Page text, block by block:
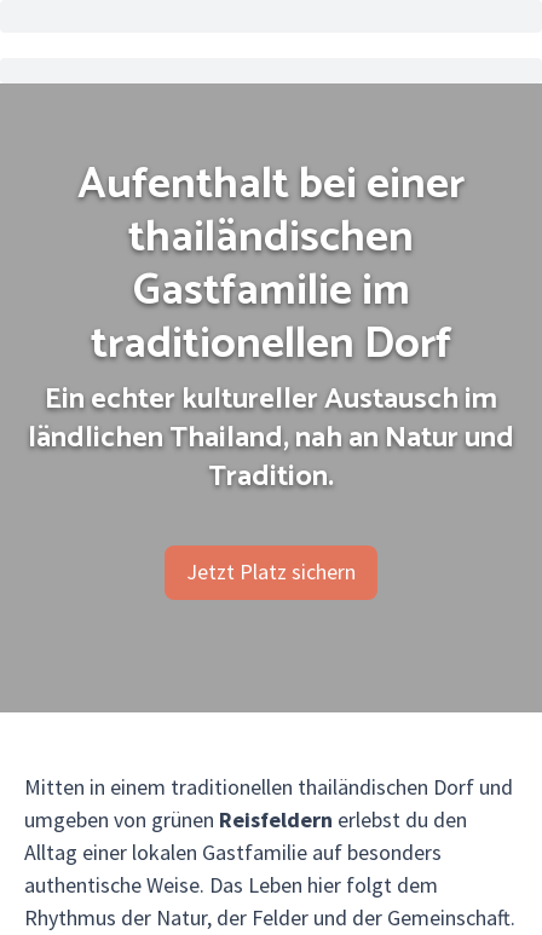
Aufenthalt bei einer
thailändischen
Gastfamilie im
traditionellen Dorf
Ein echter kultureller Austausch im
ländlichen Thailand, nah an Natur und
Tradition.
Jetzt Platz sichern
Mitten in einem traditionellen thailändischen Dorf und
umgeben von grünen Reisfeldern erlebst du den
Alltag einer lokalen Gastfamilie auf besonders
authentische Weise. Das Leben hier folgt dem
Rhythmus der Natur, der Felder und der Gemeinschaft.